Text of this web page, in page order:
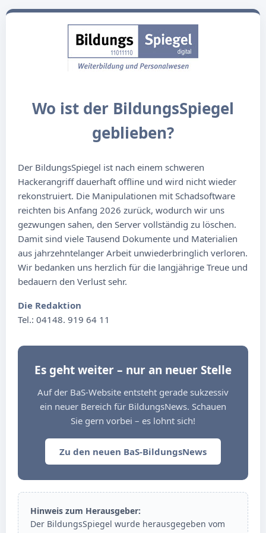
Wo ist der BildungsSpiegel
geblieben?
Der BildungsSpiegel ist nach einem schweren
Hackerangriff dauerhaft offline und wird nicht wieder
rekonstruiert. Die Manipulationen mit Schadsoftware
reichten bis Anfang 2026 zurück, wodurch wir uns
gezwungen sahen, den Server vollständig zu löschen.
Damit sind viele Tausend Dokumente und Materialien
aus jahrzehntelanger Arbeit unwiederbringlich verloren.
Wir bedanken uns herzlich für die langjährige Treue und
bedauern den Verlust sehr.
Die Redaktion
Tel.: 04148. 919 64 11
Es geht weiter – nur an neuer Stelle
Auf der BaS-Website entsteht gerade sukzessiv
ein neuer Bereich für BildungsNews. Schauen
Sie gern vorbei – es lohnt sich!
Zu den neuen BaS-BildungsNews
Hinweis zum Herausgeber:
Der BildungsSpiegel wurde herausgegeben vom